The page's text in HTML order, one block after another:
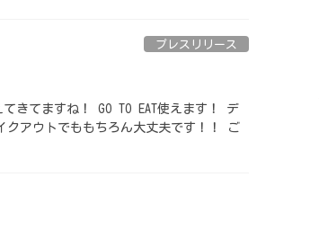
プレスリリース
きてますね！ GO TO EAT使えます！ デ
クアウトでももちろん大丈夫です！！ ご